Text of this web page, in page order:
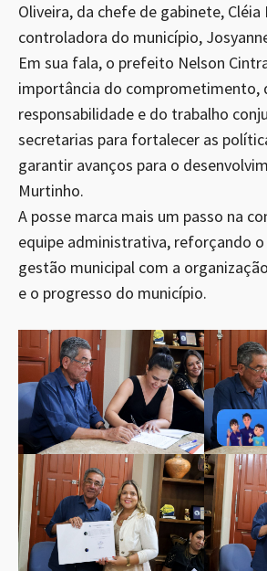
Oliveira, da chefe de gabinete, Cléia
controladora do município,
Em sua fala, o prefeito Nelson
importância do comprometimento,
responsabilidade e do trabalho
secretarias para fortalecer as
garantir avanços para o
Murtinho.
A posse marca mais um passo na
equipe administrativa, reforçando
gestão municipal com a
e o progresso do município.